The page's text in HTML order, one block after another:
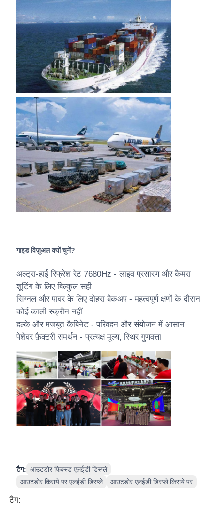
गाइड विज़ुअल क्यों चुनें?
अल्ट्रा-हाई रिफ्रेश रेट 7680Hz - लाइव प्रसारण और कैमरा
शूटिंग के लिए बिल्कुल सही
सिग्नल और पावर के लिए दोहरा बैकअप - महत्वपूर्ण क्षणों के दौरान
कोई काली स्क्रीन नहीं
हल्के और मजबूत कैबिनेट - परिवहन और संयोजन में आसान
पेशेवर फ़ैक्टरी समर्थन - प्रत्यक्ष मूल्य, स्थिर गुणवत्ता
टैग: आउटडोर फिक्स्ड एलईडी डिस्प्ले
आउटडोर किराये पर एलईडी डिस्प्ले
आउटडोर एलईडी डिस्प्ले किराये पर
टैग: